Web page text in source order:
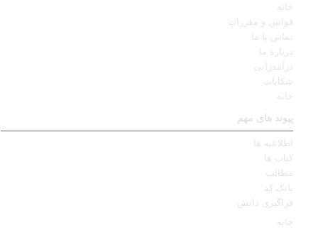
خانه
قوانین و مقررات
تماس با ما
درباره ما
درآمدزایی
شکایات
خانه
پیوند های مهم
اطلاعیه ها
کتاب ها
مطالب
بانک کد
فراگیری دانش
خانه